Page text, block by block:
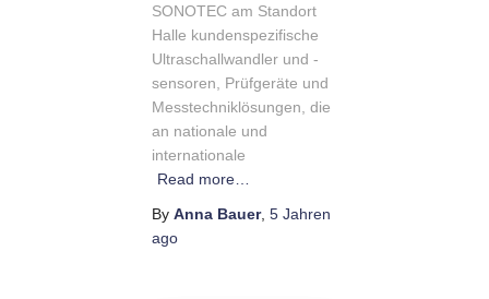
SONOTEC am Standort
Halle kundenspezifische
Ultraschallwandler und -
sensoren, Prüfgeräte und
Messtechniklösungen, die
an nationale und
internationale
Read more…
By Anna Bauer, 5 Jahren
ago